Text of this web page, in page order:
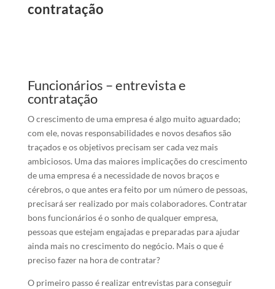
contratação
Funcionários – entrevista e
contratação
O crescimento de uma empresa é algo muito aguardado;
com ele, novas responsabilidades e novos desafios são
traçados e os objetivos precisam ser cada vez mais
ambiciosos. Uma das maiores implicações do crescimento
de uma empresa é a necessidade de novos braços e
cérebros, o que antes era feito por um número de pessoas,
precisará ser realizado por mais colaboradores. Contratar
bons funcionários é o sonho de qualquer empresa,
pessoas que estejam engajadas e preparadas para ajudar
ainda mais no crescimento do negócio. Mais o que é
preciso fazer na hora de contratar?
O primeiro passo é realizar entrevistas para conseguir